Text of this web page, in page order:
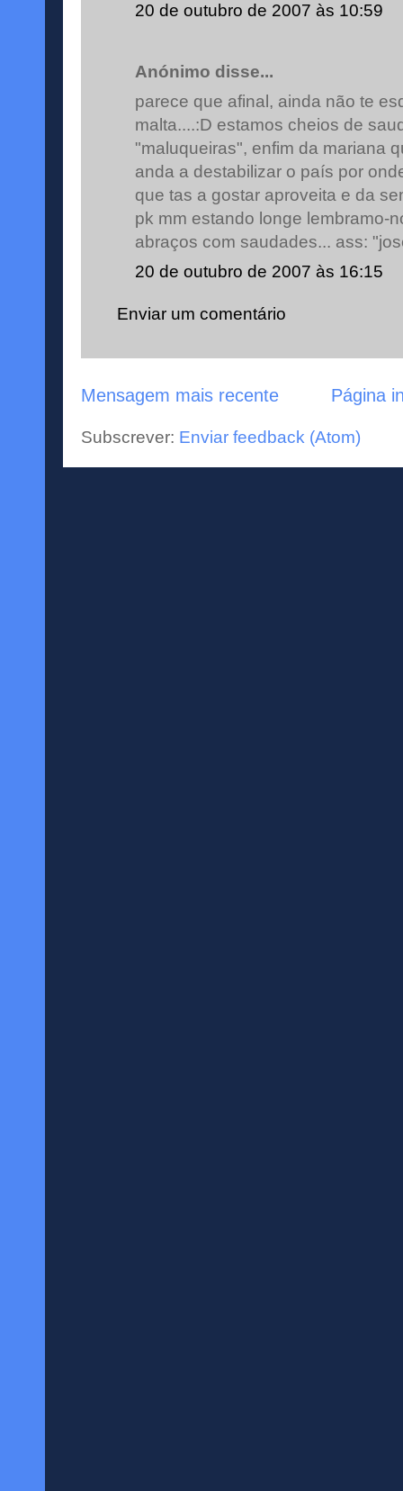
20 de outubro de 2007 às 10:59
Anónimo disse...
parece que afinal, ainda não te
malta....:D estamos cheios de
"maluqueiras", enfim da mariana
anda a destabilizar o país por
que tas a gostar aproveita e da
pk mm estando longe lembramo-
abraços com saudades... ass:
20 de outubro de 2007 às 16:15
Enviar um comentário
Mensagem mais recente Página
Subscrever: Enviar feedback (Atom)